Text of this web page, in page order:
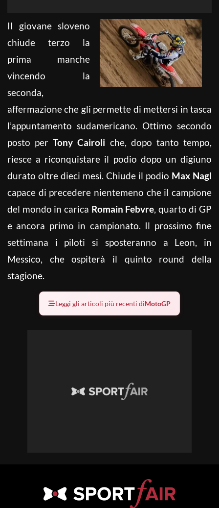
Il giovane sloveno
chiude terzo la
prima manche
vincendo la
seconda,
affermazione che gli permette di mettersi in tasca
l’appuntamento sudamericano. Ottimo secondo
posto perTony Cairoli che, dopo tanto tempo,
riesce a riconquistare il podio dopo un digiuno
durato oltre dieci mesi. Chiude il podio Max Nagl
capace di precedere nientemeno che il campione
del mondo in carica Romain Febvre, quarto di GP
e ancora primo in campionato. Il prossimo fine
settimana i piloti si sposteranno a Leon, in
Messico, che ospiterà il quinto round della
stagione.
Leggi gli articoli più recenti diMotoGP